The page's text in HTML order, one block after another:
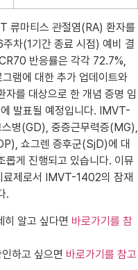
류마티스 관절염(RA) 환자를
차(1기간 종료 시점) 예비 결
반응률은 각각 72.7%,
램에 대한 추가 업데이트와
를 대상으로 한 개념 증명 임
발표될 예정입니다. IMVT-
병(GD), 중증근무력증(MG),
쇼그렌 증후군(SjD)에 대
롭게 진행되고 있습니다. 이뮤
료제로서 IMVT-1402의 잠재
.
히 알고 싶다면 바로가기를 참
하고 싶으면 바로가기를 참고